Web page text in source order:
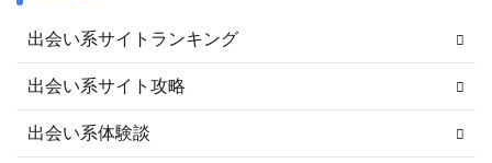
出会い系サイトランキング
出会い系サイト攻略
出会い系体験談